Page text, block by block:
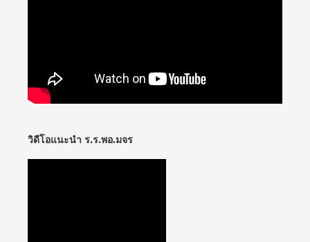
วิดีโอแนะนำ ร.ร.พอ.มจร